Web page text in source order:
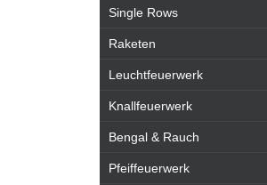
Single Rows
Raketen
Leuchtfeuerwerk
Knallfeuerwerk
Bengal & Rauch
Pfeiffeuerwerk